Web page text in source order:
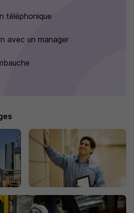
téléphonique
avec un manager